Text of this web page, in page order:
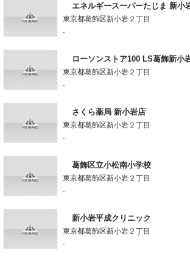
エネルギースーパーたじま 新小
東京都葛飾区新小岩２丁目
-
ローソンストア100 LS葛飾新小
東京都葛飾区新小岩２丁目
-
さくら薬局 新小岩店
東京都葛飾区新小岩２丁目
-
葛飾区立小松南小学校
東京都葛飾区新小岩２丁目
-
新小岩平成クリニック
東京都葛飾区新小岩２丁目
-